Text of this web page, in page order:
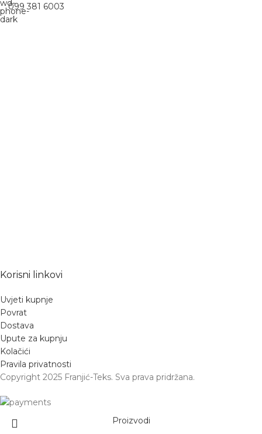
099 381 6003
Korisni linkovi
Uvjeti kupnje
Povrat
Dostava
Upute za kupnju
Kolačići
Pravila privatnosti
Copyright 2025 Franjić-Teks. Sva prava pridržana.
Proizvodi